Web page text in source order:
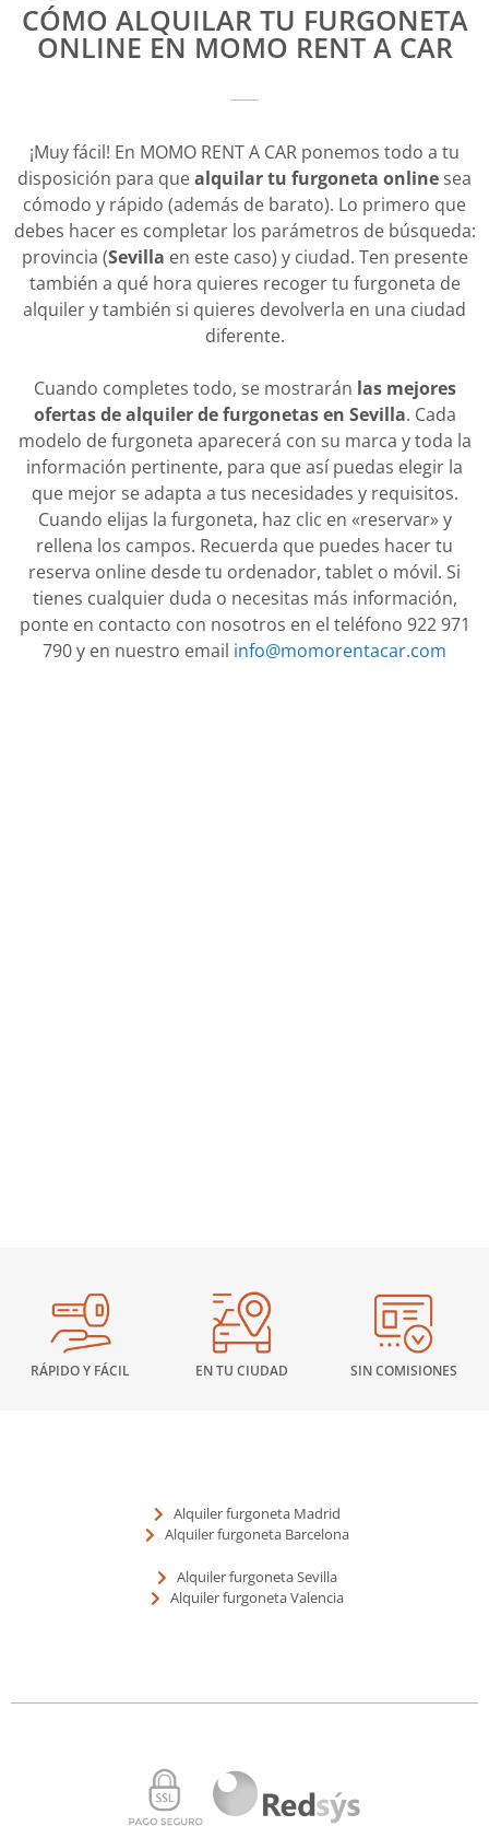
CÓMO ALQUILAR TU FURGONETA
ONLINE EN MOMO RENT A CAR
¡Muy fácil! En MOMO RENT A CAR ponemos todo a tu
disposición para quealquilar tu furgoneta online sea
cómodo y rápido (además de barato). Lo primero que
debes hacer es completar los parámetros de búsqueda:
provincia (Sevilla en este caso) y ciudad. Ten presente
también a qué hora quieres recoger tu furgoneta de
alquiler y también si quieres devolverla en una ciudad
diferente.
Cuando completes todo, se mostrarán las mejores
ofertas de alquiler de furgonetas en Sevilla. Cada
modelo de furgoneta aparecerá con su marca y toda la
información pertinente, para que así puedas elegir la
que mejor se adapta a tus necesidades y requisitos.
Cuando elijas la furgoneta, haz clic en «reservar» y
rellena los campos. Recuerda que puedes hacer tu
reserva online desde tu ordenador, tablet o móvil. Si
tienes cualquier duda o necesitas más información,
ponte en contacto con nosotros en el teléfono 922 971
790 y en nuestro email info@momorentacar.com
RÁPIDO Y FÁCIL EN TU CIUDAD SIN COMISIONES
Alquiler furgoneta Madrid
Alquiler furgoneta Barcelona
Alquiler furgoneta Sevilla
Alquiler furgoneta Valencia